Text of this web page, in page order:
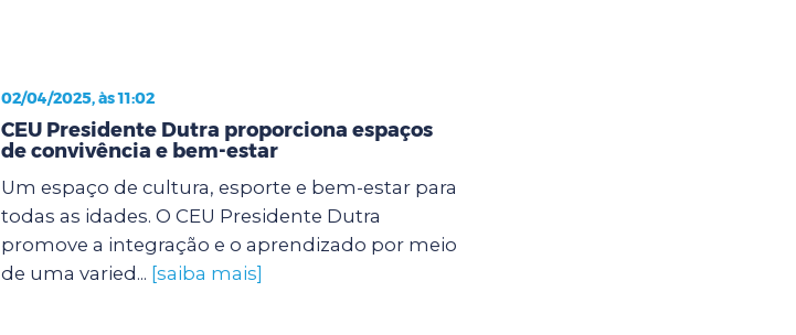
02/04/2025, às 11:02
CEU Presidente Dutra proporciona espaços
de convivência e bem-estar
Um espaço de cultura, esporte e bem-estar para
todas as idades. O CEU Presidente Dutra
promove a integração e o aprendizado por meio
de uma varied... [saiba mais]